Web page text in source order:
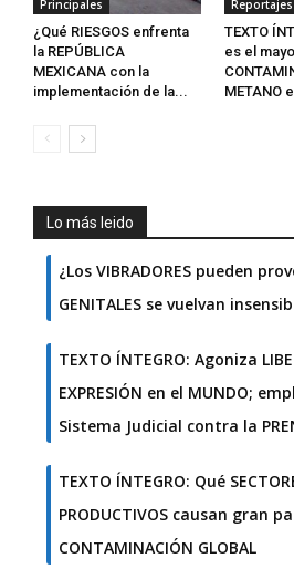
Principales
¿Qué RIESGOS enfrenta
la REPÚBLICA
MEXICANA con la
implementación de la...
TEXTO
es el
METANO
Lo más leido
¿Los VIBRADORES pueden
GENITALES se vuelvan
TEXTO ÍNTEGRO: Agoniza
EXPRESIÓN en el MUNDO;
Sistema Judicial contra la
TEXTO ÍNTEGRO: Qué
PRODUCTIVOS causan gran
CONTAMINACIÓN GLOBAL